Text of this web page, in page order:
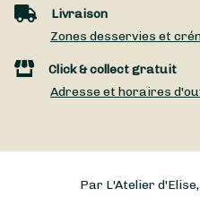
Livraison
Zones desservies et
Click & collect gratuit
Adresse et horaires
Par L'Atelier